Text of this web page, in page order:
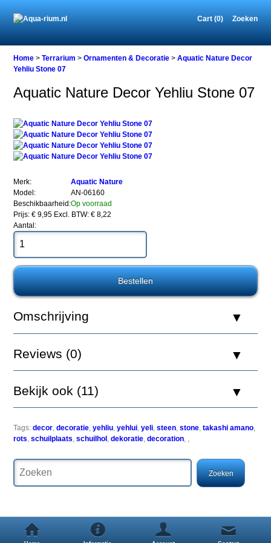
Cart (0) Zoeken
Home
Terrarium
&
Decoratie
Aquatic
Nature
Stone
07
Aquatic
Nature
Yehliu
Yehliu
is
kaap
aan
Home >Terrarium >Ornamenten & Decoratie >Aquatic Nature Decor
Yehliu Stone 07
Aquatic Nature Decor Yehliu Stone 07
Merk:
Aquatic Nature
Model:
AN-06160
Beschikbaarheid:Op voorraad
Prijs: € 9,95 Excl. BTW: € 8,22
Aantal:
Omschrijving
Reviews (0)
Bekijk ook (11)
Tags: decor,decoratie,yehliu,yehlui,yeli,steen,stone,takashi amano,
rots,schuilplaats,schuilhol ,dekoratie,decoration, ,